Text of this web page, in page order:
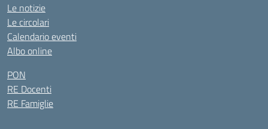
Le notizie
Le circolari
Calendario eventi
Albo online
PON
RE Docenti
RE Famiglie